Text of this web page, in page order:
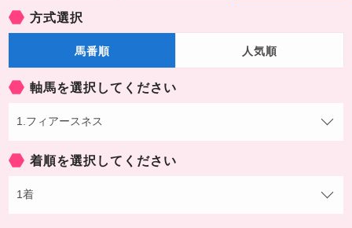
方式選択
馬番順 人気順
軸馬を選択してください
着順を選択してください